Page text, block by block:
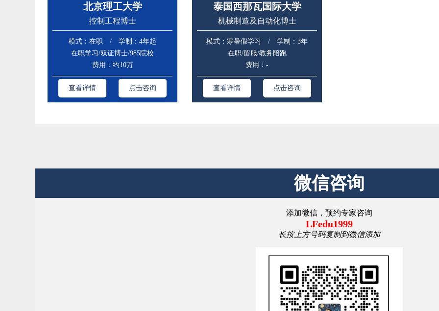
北京理工大学
控制工程博士
模式：在职 / 学制：4年起
在职学习/双证博士/985院校
费用：约10万
查看详情 点击咨询
泰国西那瓦国际大学
机械制造及自动化博士
模式：寒暑假学习 / 学制：3年
在职/留服/教务陪跑
费用：-
查看详情 点击咨询
微信咨询
添加微信，预约专家咨询
LFedu1999
长按上方号码复制到微信添加